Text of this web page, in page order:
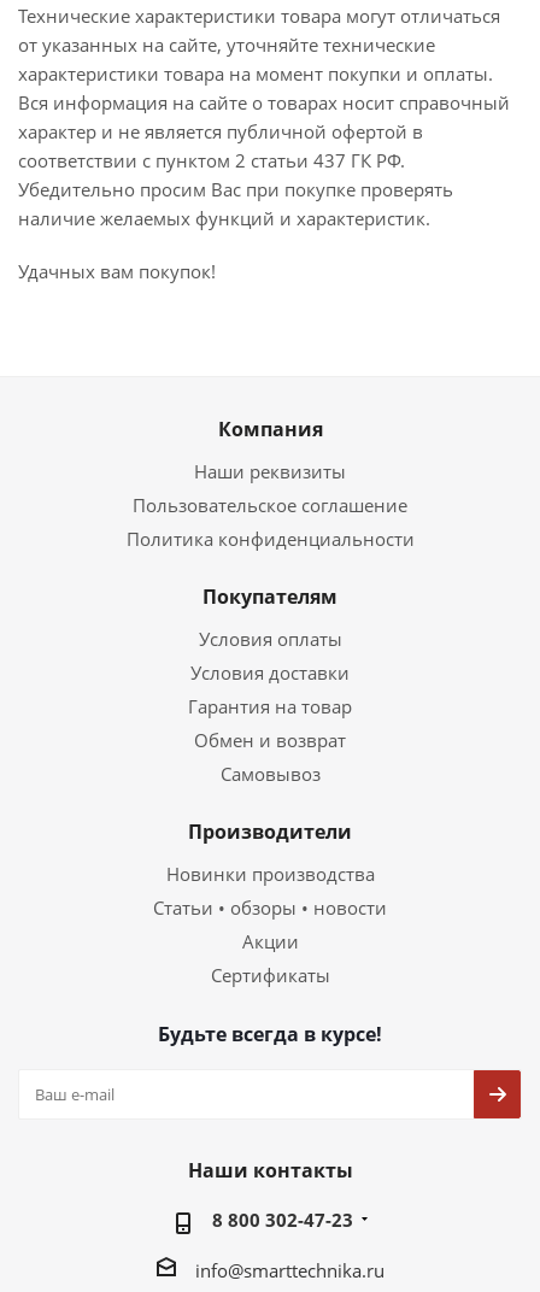
Технические характеристики товара могут отличаться
от указанных на сайте, уточняйте технические
характеристики товара на момент покупки и оплаты.
Вся информация на сайте о товарах носит справочный
характер и не является публичной офертой в
соответствии с пунктом 2 статьи 437 ГК РФ.
Убедительно просим Вас при покупке проверять
наличие желаемых функций и характеристик.
Удачных вам покупок!
Компания
Наши реквизиты
Пользовательское соглашение
Политика конфиденциальности
Покупателям
Условия оплаты
Условия доставки
Гарантия на товар
Обмен и возврат
Самовывоз
Производители
Новинки производства
Статьи • обзоры • новости
Акции
Сертификаты
Будьте всегда в курсе!
Наши контакты
8 800 302-47-23
info@smarttechnika.ru